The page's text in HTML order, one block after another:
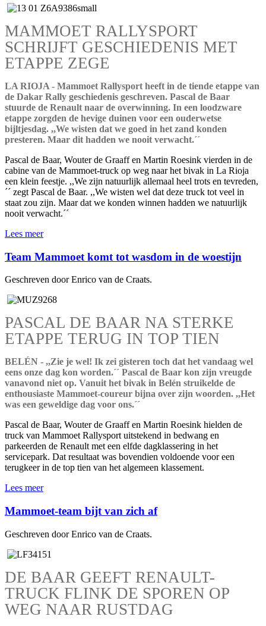
MAMMOET RALLYSPORT
SCHRIJFT GESCHIEDENIS MET
ETAPPE ZEGE
LA RIOJA - Mammoet Rallysport heeft in de tiende etappe van
de Dakar Rally geschiedenis geschreven. Pascal de Baar
stuurde de Renault naar de overwinning. In een loodzware
etappe zorgden de hevige duinen voor een ouderwetse
bijltjesdag. ,,We wisten dat we goed in het zand konden
presteren. Maar dit hadden we nooit verwacht.´´
Pascal de Baar, Wouter de Graaff en Martin Roesink vierden in de
cabine van de Mammoet-truck op weg naar het bivak in La Rioja
een klein feestje. ,,We zijn natuurlijk allemaal heel trots en tevreden,
´´ zegt Pascal de Baar. ,,We wisten wel dat deze truck tot veel in
staat zou zijn. Maar dat we konden winnen hadden we natuurlijk
nooit verwacht.´´
Lees meer
Team Mammoet komt tot wasdom in de woestijn
Geschreven door Enrico van de Craats.
PASCAL DE BAAR NA STERKE
ETAPPE TERUG IN TOP TIEN
BELÉN - ,,Zie je wel! Ik zei gisteren toch dat het vandaag wel
eens onze dag kon worden.´´ Pascal de Baar kon zijn vreugde
vanavond niet op. Vanuit het bivak in Belén struikelde de
enthousiaste Mammoet-coureur bijna over zijn woorden. ,,Het
was een geweldige dag voor ons.´´
Pascal de Baar, Wouter de Graaff en Martin Roesink hielden de
truck van Mammoet Rallysport uitstekend in bedwang en
parkeerden de Renault met een elfde dagklassering in het
servicepark. Dat resultaat was bovendien voldoende voor een
terugkeer in de top tien van het algemeen klassement.
Lees meer
Mammoet-team bijt van zich af
Geschreven door Enrico van de Craats.
DE BAAR GEEFT RENAULT-
TRUCK FLINK DE SPOREN OP
WEG NAAR RUSTDAG